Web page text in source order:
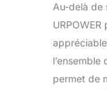
Au-delà de
permet de